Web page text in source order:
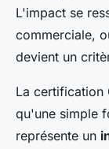
L'impact se
commerciale,
devient un
La certification
qu'une simple
représente un